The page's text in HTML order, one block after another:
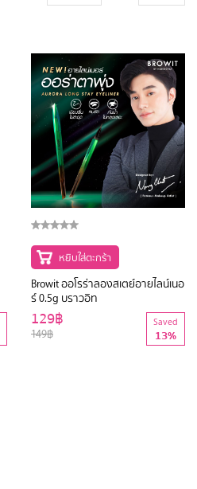
หยิบใส่ตะกร้า
Browit ออโรร่าลองสเตย์อายไลน์เนอ
ร์ 0.5g บราวอิท
149฿
129฿ Saved
13%